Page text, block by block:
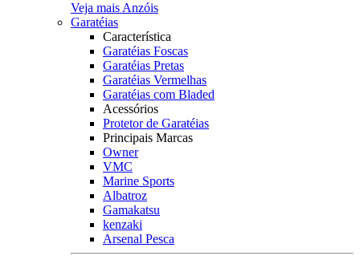
Veja mais Anzóis
Garatéias
Característica
Garatéias Foscas
Garatéias Pretas
Garatéias Vermelhas
Garatéias com Bladed
Acessórios
Protetor de Garatéias
Principais Marcas
Owner
VMC
Marine Sports
Albatroz
Gamakatsu
kenzaki
Arsenal Pesca